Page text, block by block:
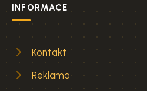
INFORMACE
Kontakt
Reklama